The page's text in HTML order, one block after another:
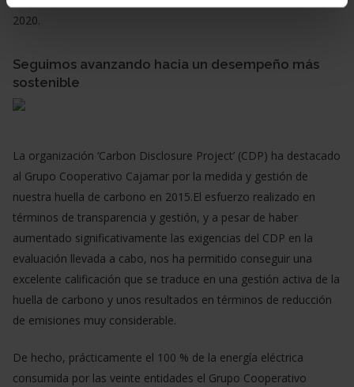
2020.
Seguimos avanzando hacia un desempeño más
sostenible
La organización ‘Carbon Disclosure Project’ (CDP) ha destacado
al Grupo Cooperativo Cajamar por la medida y gestión de
nuestra huella de carbono en 2015.El esfuerzo realizado en
términos de transparencia y gestión, y a pesar de haber
aumentado significativamente las exigencias del CDP en la
evaluación llevada a cabo, nos ha permitido conseguir una
excelente calificación que se traduce en una gestión activa de la
huella de carbono y unos resultados en términos de reducción
de emisiones muy considerable.
De hecho, prácticamente el 100 % de la energía eléctrica
consumida por las veinte entidades el Grupo Cooperativo